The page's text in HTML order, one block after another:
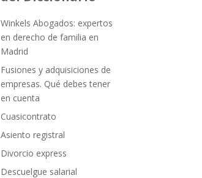
Winkels Abogados: expertos
en derecho de familia en
Madrid
Fusiones y adquisiciones de
empresas. Qué debes tener
en cuenta
Cuasicontrato
Asiento registral
Divorcio express
Descuelgue salarial